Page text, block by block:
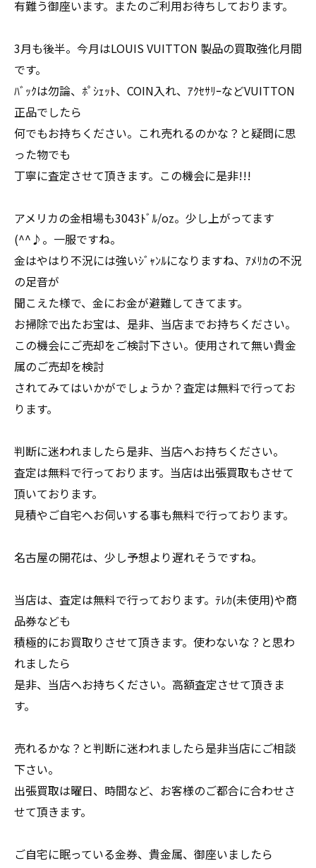
有難う御座います。またのご利用お待ちしております。
3月も後半。今月はLOUIS VUITTON 製品の買取強化月間
です。
ﾊﾞｯｸは勿論、ﾎﾟｼｪｯﾄ、COIN入れ、ｱｸｾｻﾘｰなどVUITTON
正品でしたら
何でもお持ちください。これ売れるのかな？と疑問に思
った物でも
丁寧に査定させて頂きます。この機会に是非!!!
アメリカの金相場も3043ﾄﾞﾙ/oz。少し上がってます
(^^♪。一服ですね。
金はやはり不況には強いｼﾞｬﾝﾙになりますね、ｱﾒﾘｶの不況
の足音が
聞こえた様で、金にお金が避難してきてます。
お掃除で出たお宝は、是非、当店までお持ちください。
この機会にご売却をご検討下さい。使用されて無い貴金
属のご売却を検討
されてみてはいかがでしょうか？査定は無料で行ってお
ります。
判断に迷われましたら是非、当店へお持ちください。
査定は無料で行っております。当店は出張買取もさせて
頂いております。
見積やご自宅へお伺いする事も無料で行っております。
名古屋の開花は、少し予想より遅れそうですね。
当店は、査定は無料で行っております。ﾃﾚｶ(未使用)や商
品券なども
積極的にお買取りさせて頂きます。使わないな？と思わ
れましたら
是非、当店へお持ちください。高額査定させて頂きま
す。
売れるかな？と判断に迷われましたら是非当店にご相談
下さい。
出張買取は曜日、時間など、お客様のご都合に合わせさ
せて頂きます。
ご自宅に眠っている金券、貴金属、御座いましたら